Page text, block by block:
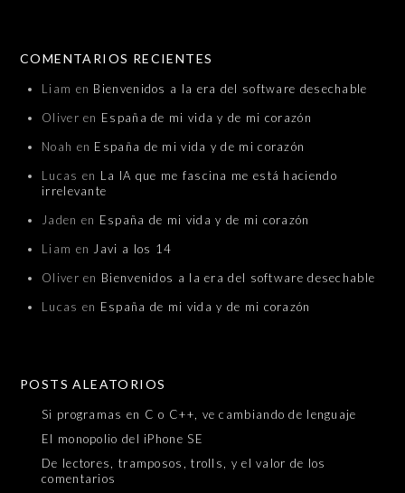
COMENTARIOS RECIENTES
Liam en Bienvenidos a la era del software desechable
Oliver en España de mi vida y de mi corazón
Noah en España de mi vida y de mi corazón
Lucas en La IA que me fascina me está haciendo
irrelevante
Jaden en España de mi vida y de mi corazón
Liam en Javi a los 14
Oliver en Bienvenidos a la era del software desechable
Lucas en España de mi vida y de mi corazón
POSTS ALEATORIOS
Si programas en C o C++, ve cambiando de lenguaje
El monopolio del iPhone SE
De lectores, tramposos, trolls, y el valor de los
comentarios